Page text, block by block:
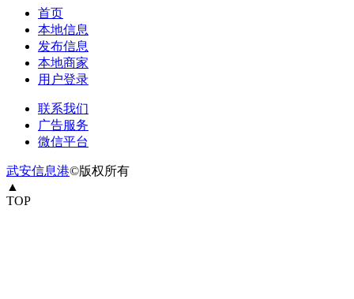
首页
本地信息
发布信息
本地商家
用户登录
联系我们
广告服务
微信平台
武安信息港©版权所有
▲
TOP